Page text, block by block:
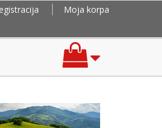
Moja korpa